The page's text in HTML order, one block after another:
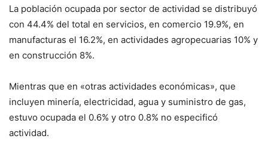
La población ocupada por sector de actividad se distribuyó
con 44.4% del total en servicios, en comercio 19.9%, en
manufacturas el 16.2%, en actividades agropecuarias 10% y
en construcción 8%.
Mientras que en «otras actividades económicas», que
incluyen minería, electricidad, agua y suministro de gas,
estuvo ocupada el 0.6% y otro 0.8% no especificó
actividad.